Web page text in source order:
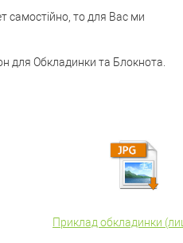
самостійно, то для Вас ми
для Обкладинки та Блокнота.
Приклад обкладинки